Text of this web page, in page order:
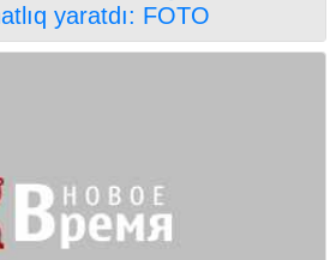
yaratdı: FOTO